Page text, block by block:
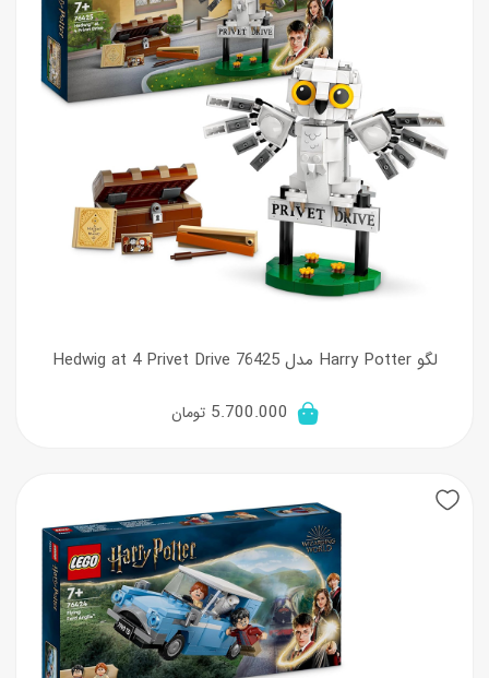
لگو Harry Potter مدل Hedwig at 4 Privet Drive 76425
5.700.000 تومان